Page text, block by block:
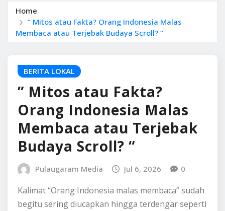
Home
” Mitos atau Fakta? Orang Indonesia Malas
Membaca atau Terjebak Budaya Scroll? “
BERITA LOKAL
” Mitos atau Fakta?
Orang Indonesia Malas
Membaca atau Terjebak
Budaya Scroll? “
Pulaugaram Media Jul 6, 2026 0
Kalimat “Orang Indonesia malas membaca” sudah
begitu sering diucapkan hingga terdengar seperti